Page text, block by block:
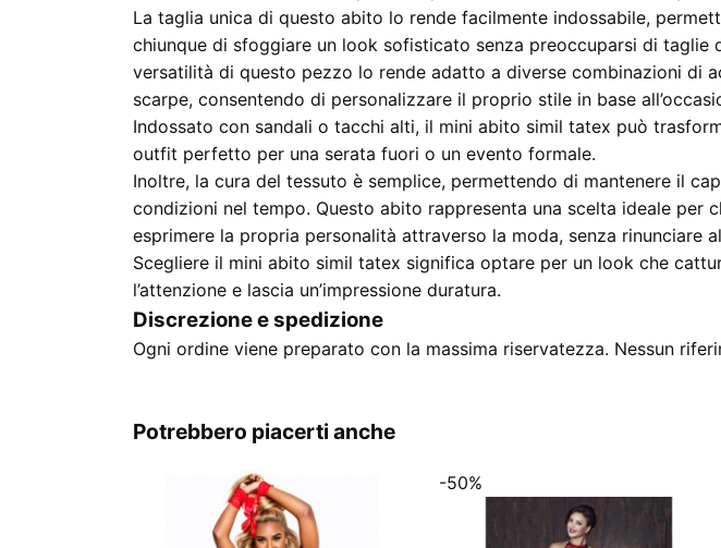
taglia
unica
quantità
La taglia unica di questo abito lo rende facilmente indossabile,
chiunque di sfoggiare un look sofisticato senza preoccuparsi di taglie
versatilità di questo pezzo lo rende adatto a diverse combinazioni di
scarpe, consentendo di personalizzare il proprio stile in base
Indossato con sandali o tacchi alti, il mini abito simil tatex può
outfit perfetto per una serata fuori o un evento formale.
Inoltre, la cura del tessuto è semplice, permettendo di mantenere il
condizioni nel tempo. Questo abito rappresenta una scelta ideale per
esprimere la propria personalità attraverso la moda, senza rinunciare
Scegliere il mini abito simil tatex significa optare per un look che
l’attenzione e lascia un’impressione duratura.
Discrezione e spedizione
Ogni ordine viene preparato con la massima riservatezza. Nessun
Potrebbero piacerti anche
-50%